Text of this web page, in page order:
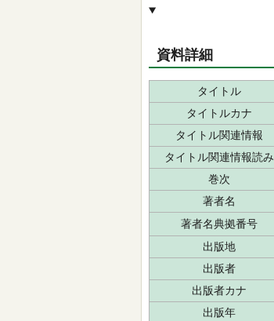
資料詳細
タイトル
タイトルカナ
タイトル関連情報
タイトル関連情報読み
巻次
著者名
著者名典拠番号
出版地
出版者
出版者カナ
出版年